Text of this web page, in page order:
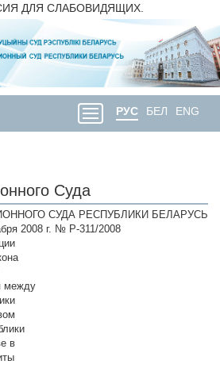
ДЛЯ СЛАБОВИДЯЩИХ.
РУС БЕЛ ENG
Суда
СУДА РЕСПУБЛИКИ БЕЛАРУСЬ
2008 г. № Р-311/2008
между
в